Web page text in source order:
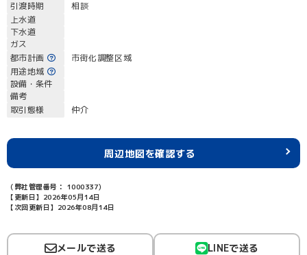
引渡時期
相談
上水道
下水道
ガス
都市計画
市街化調整区域
用途地域
設備・条件
備考
取引態様
仲介
周辺地図を確認する
（弊社管理番号： 1000337）
【更新日】2026年05月14日
【次回更新日】2026年08月14日
メールで送る LINEで送る